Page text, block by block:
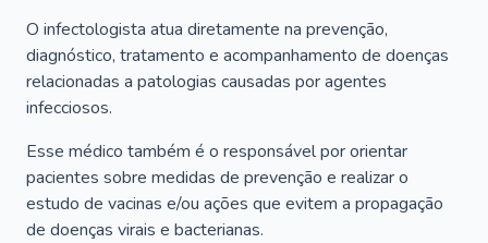
O infectologista atua diretamente na prevenção,
diagnóstico, tratamento e acompanhamento de doenças
relacionadas a patologias causadas por agentes
infecciosos.
Esse médico também é o responsável por orientar
pacientes sobre medidas de prevenção e realizar o
estudo de vacinas e/ou ações que evitem a propagação
de doenças virais e bacterianas.